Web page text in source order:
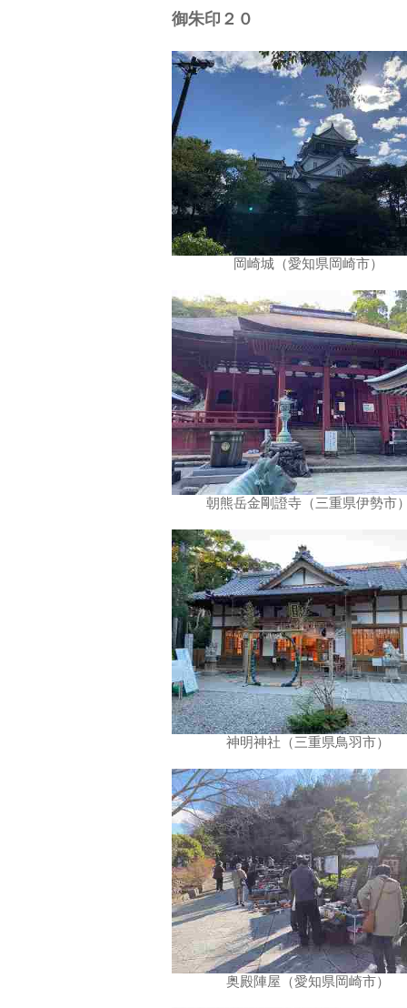
御朱印２０
岡崎城（愛知県岡崎市）
朝熊岳金剛證寺（三重県伊勢市
神明神社（三重県鳥羽市）
奥殿陣屋（愛知県岡崎市）